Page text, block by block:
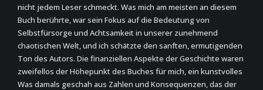
nicht jedem Leser schmeckt. Was mich am meisten an diesem
Buch berührte, war sein Fokus auf die Bedeutung von
Selbstfürsorge und Achtsamkeit in unserer zunehmend
chaotischen Welt, und ich schätzte den sanften, ermutigenden
Ton des Autors. Die finanziellen Aspekte der Geschichte waren
zweifellos der Höhepunkt des Buches für mich, ein kunstvolles
Was damals geschah aus Zahlen und Konsequenzen, das der